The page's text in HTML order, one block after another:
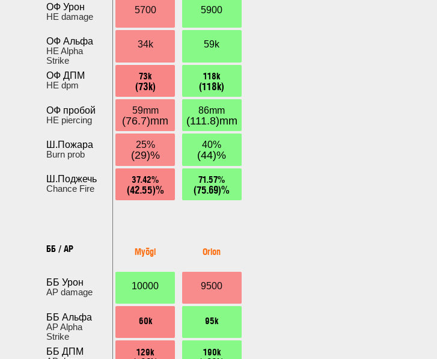
ОФ Урон
HE damage
ОФ Альфа
HE Alpha
Strike
ОФ ДПМ
HE dpm
ОФ пробой
HE piercing
Ш.Пожара
Burn prob
Ш.Поджечь
Chance Fire
ББ / AP
ББ Урон
AP damage
ББ Альфа
AP Alpha
Strike
ББ ДПМ
5700
34k
73k
(73k)
59mm
(76.7)mm
25%
(29)%
37.42%
(42.55)%
Myōgi
10000
60k
129k
5900
59k
118k
(118k)
86mm
(111.8)mm
40%
(44)%
71.57%
(75.69)%
Orion
9500
95k
190k